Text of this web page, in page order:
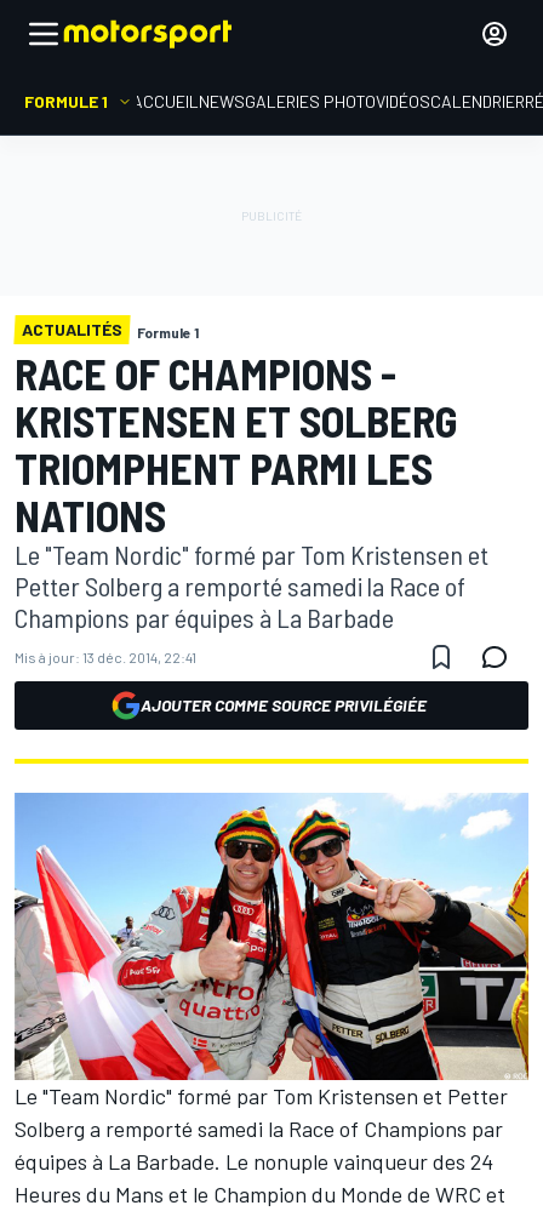
FORMULE 1 ACCUEIL NEWSGALERIES PHOTOVIDÉOSCALENDRIER
ACTUALITÉS Formule 1
RACE OF CHAMPIONS -
KRISTENSEN ET SOLBERG
TRIOMPHENT PARMI LES
NATIONS
Le "Team Nordic" formé par Tom Kristensen et
Petter Solberg a remporté samedi la Race of
Champions par équipes à La Barbade
Mis à jour: 13 déc. 2014, 22:41
AJOUTER COMME SOURCE PRIVILÉGIÉE
Le "Team Nordic" formé par Tom Kristensen et Petter
Solberg a remporté samedi la Race of Champions par
équipes à La Barbade. Le nonuple vainqueur des 24
Heures du Mans et le Champion du Monde de WRC et